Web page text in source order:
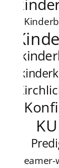
KU